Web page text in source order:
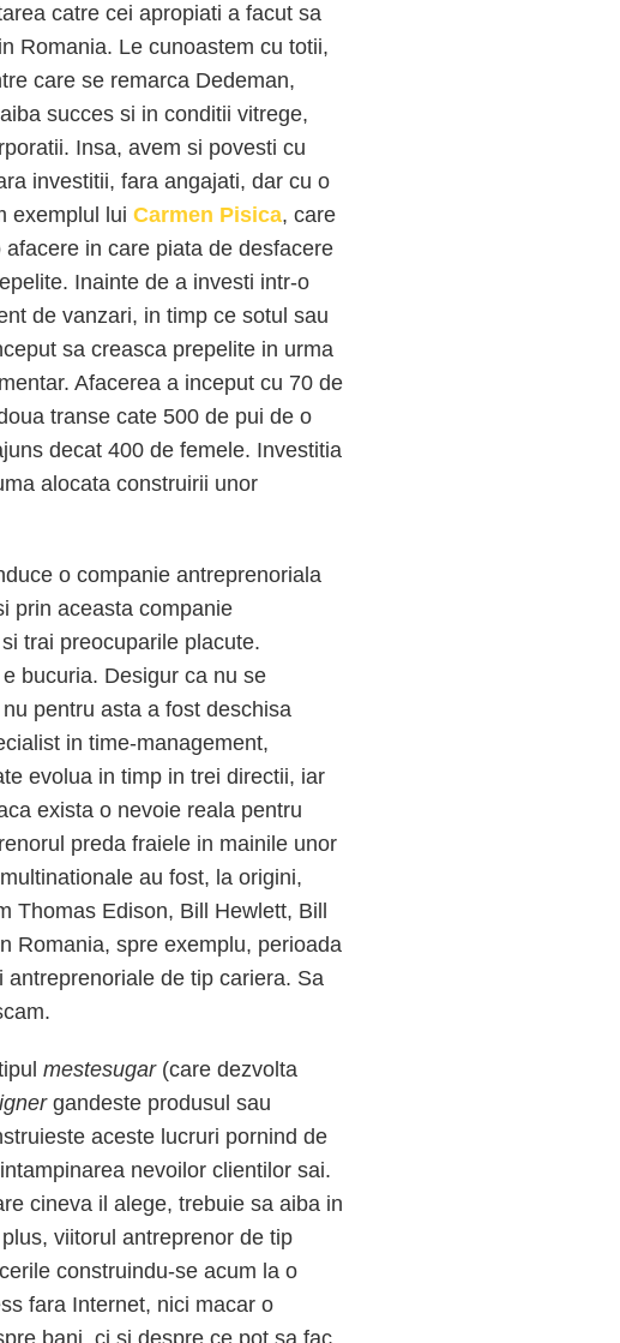
catre cei apropiati a facut sa
Romania. Le cunoastem cu totii,
care se remarca Dedeman,
succes si in conditii vitrege,
Insa, avem si povesti cu
investitii, fara angajati, dar cu o
exemplul lui Carmen Pisica, care
in care piata de desfacere
Inainte de a investi intr-o
de vanzari, in timp ce sotul sau
sa creasca prepelite in urma
Afacerea a inceput cu 70 de
transe cate 500 de pui de o
decat 400 de femele. Investitia
alocata construirii unor
o companie antreprenoriala
prin aceasta companie
trai preocuparile placute.
bucuria. Desigur ca nu se
pentru asta a fost deschisa
in time-management,
evolua in timp in trei directii, iar
exista o nevoie reala pentru
preda fraiele in mainile unor
au fost, la origini,
Thomas Edison, Bill Hewlett, Bill
Romania, spre exemplu, perioada
de tip cariera. Sa
mestesugar(care dezvolta
gandeste produsul sau
aceste lucruri pornind de
nevoilor clientilor sai.
cineva il alege, trebuie sa aiba in
viitorul antreprenor de tip
construindu-se acum la o
fara Internet, nici macar o
bani, ci si despre ce pot sa fac